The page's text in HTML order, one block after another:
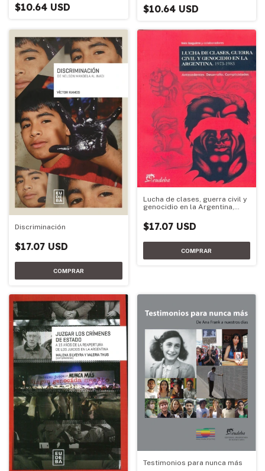
$10.64 USD $10.64 USD
Discriminación
$17.07 USD
Lucha de clases, guerra civil y
genocidio en la Argentina,
$17.07 USD
Testimonios para nunca más